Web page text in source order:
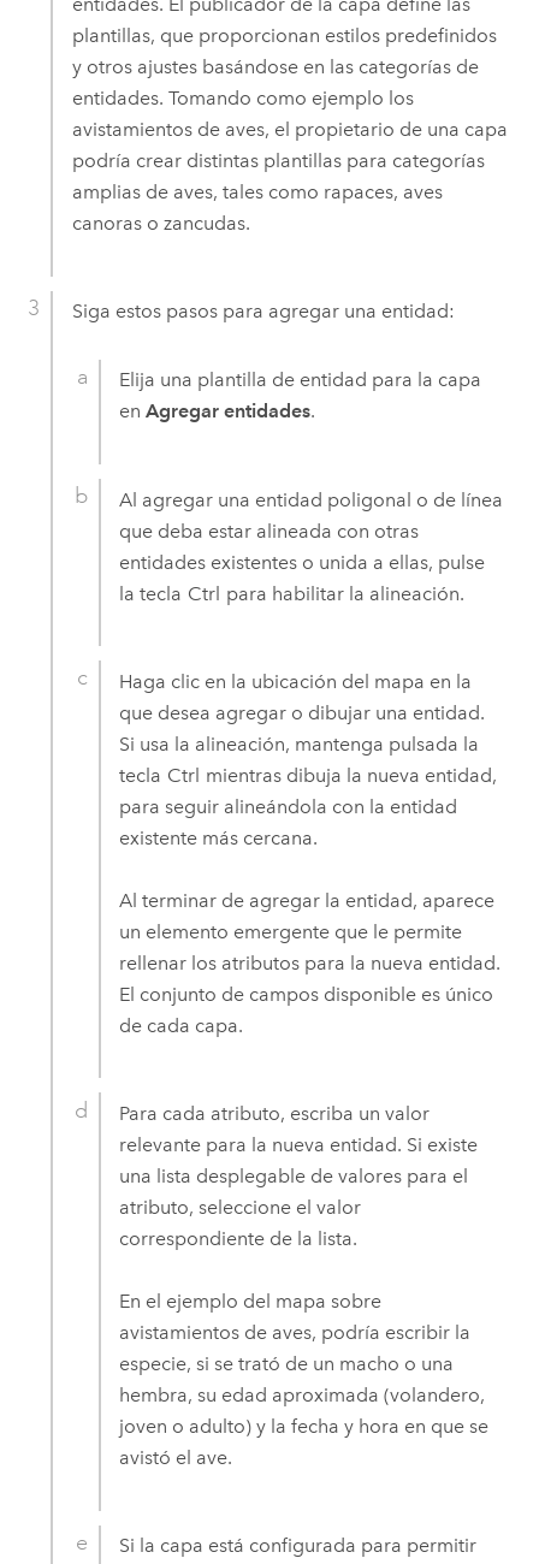
plantillas, que proporcionan estilos predefinidos
y otros ajustes basándose en las categorías de
entidades. Tomando como ejemplo los
avistamientos de aves, el propietario de una capa
podría crear distintas plantillas para categorías
amplias de aves, tales como rapaces, aves
canoras o zancudas.
Siga estos pasos para agregar una entidad:
Elija una plantilla de entidad para la capa
enAgregar entidades.
Al agregar una entidad poligonal o de línea
que deba estar alineada con otras
entidades existentes o unida a ellas, pulse
la tecla Ctrl para habilitar la alineación.
Haga clic en la ubicación del mapa en la
que desea agregar o dibujar una entidad.
Si usa la alineación, mantenga pulsada la
tecla Ctrl mientras dibuja la nueva entidad,
para seguir alineándola con la entidad
existente más cercana.
Al terminar de agregar la entidad, aparece
un elemento emergente que le permite
rellenar los atributos para la nueva entidad.
El conjunto de campos disponible es único
de cada capa.
Para cada atributo, escriba un valor
relevante para la nueva entidad. Si existe
una lista desplegable de valores para el
atributo, seleccione el valor
correspondiente de la lista.
En el ejemplo del mapa sobre
avistamientos de aves, podría escribir la
especie, si se trató de un macho o una
hembra, su edad aproximada (volandero,
joven o adulto) y la fecha y hora en que se
avistó el ave.
Si la capa está configurada para permitir